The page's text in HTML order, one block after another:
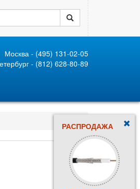
Москва - (495) 131-02-05
- (812) 628-80-89
РАСПРОДАЖА